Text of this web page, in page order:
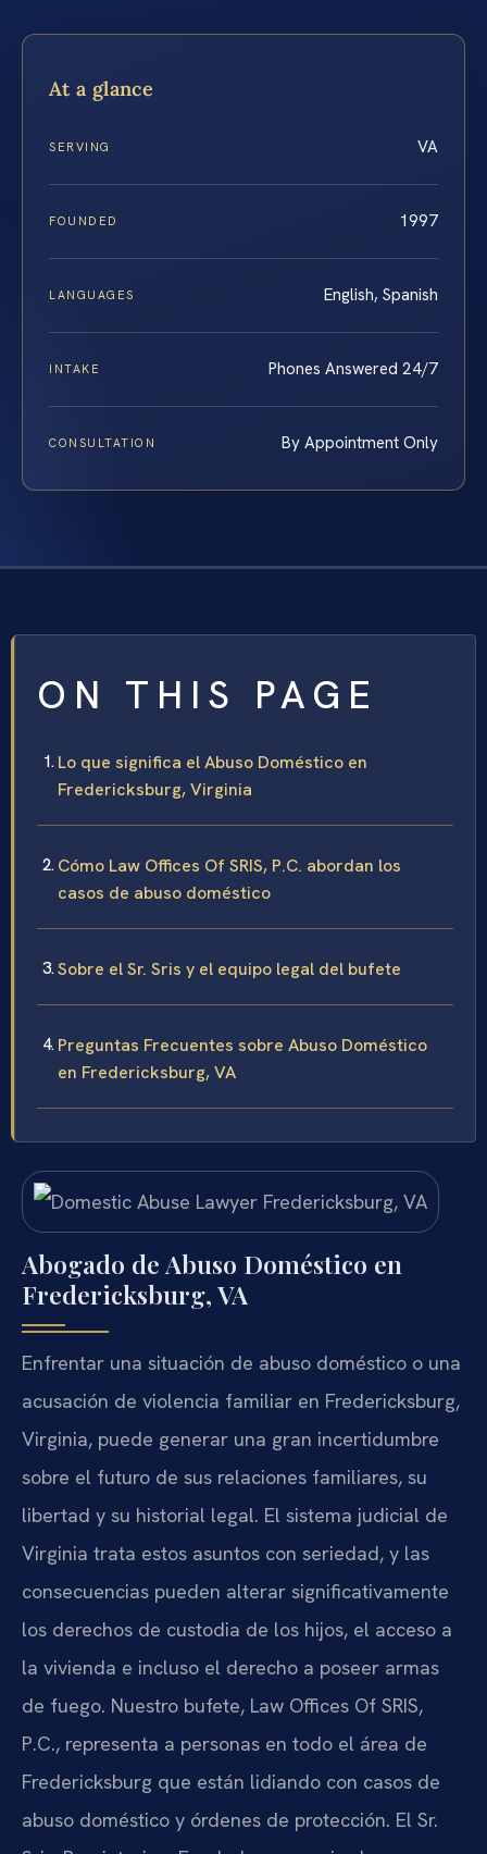
At a glance
SERVING VA
FOUNDED 1997
LANGUAGES English, Spanish
INTAKE Phones Answered 24/7
CONSULTATION By Appointment Only
ON THIS PAGE
Lo que significa el Abuso Doméstico en
Fredericksburg, Virginia
Cómo Law Offices Of SRIS, P.C. abordan los
casos de abuso doméstico
Sobre el Sr. Sris y el equipo legal del bufete
Preguntas Frecuentes sobre Abuso Doméstico
en Fredericksburg, VA
Abogado de Abuso Doméstico en
Fredericksburg, VA
Enfrentar una situación de abuso doméstico o una
acusación de violencia familiar en Fredericksburg,
Virginia, puede generar una gran incertidumbre
sobre el futuro de sus relaciones familiares, su
libertad y su historial legal. El sistema judicial de
Virginia trata estos asuntos con seriedad, y las
consecuencias pueden alterar significativamente
los derechos de custodia de los hijos, el acceso a
la vivienda e incluso el derecho a poseer armas
de fuego. Nuestro bufete, Law Offices Of SRIS,
P.C., representa a personas en todo el área de
Fredericksburg que están lidiando con casos de
abuso doméstico y órdenes de protección. El Sr.